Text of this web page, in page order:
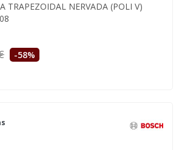
TRAPEZOIDAL NERVADA (POLI V)
-58%